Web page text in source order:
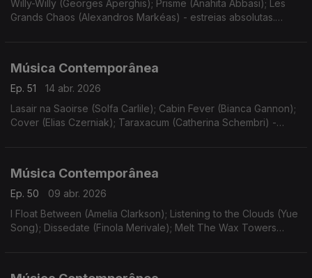
Willy-Willy (Georges Aperghis); Prisme (Anahita Abbasi); Les
Grands Chaos (Alexandros Markéas) - estreias absolutas.
Música Contemporânea
Ep. 51
14 abr. 2026
Lasair na Saoirse (Solfa Carlile); Cabin Fever (Bianca Gannon);
Cover (Elias Czerniak); Taraxacum (Catherina Schembri) -
Música Contemporânea
Ep. 50
09 abr. 2026
I Float Between (Amelia Clarkson); Listening to the Clouds (Yue
Song); Dissedate (Finola Merivale); Melt The Wax Towers